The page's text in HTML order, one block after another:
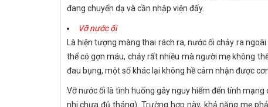
đang chuyển dạ và cần nhập viện đấy.
Vỡ nước ối
Là hiện tượng màng thai rách ra, nước ối chảy ra
thể có gợn máu, chảy rất nhiều mà người mẹ không
đau bụng, một số khác lại không hề cảm nhận được
Vỡ nước ối là tình huống gây nguy hiểm đến tính
nhi chưa đủ tháng). Trường hợp này, khả năng mẹ